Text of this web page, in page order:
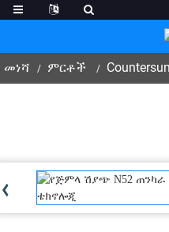
መነሻ ምርቶች